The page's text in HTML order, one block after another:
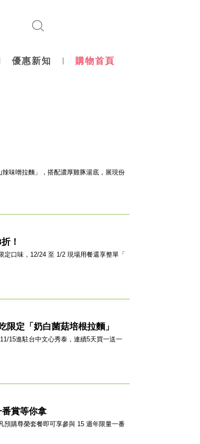
優惠新知 購物首頁
味噌拉麵」，搭配濃厚雞豚湯底，展現份
！
定口味，12/24 至 1/2 現場用餐還享整單「
定「奶白菌菇培根拉麵」
15進駐台中文心秀泰，連續5天買一送一
賞等你拿
預購尊榮套餐即可享參與 15 週年限量一番